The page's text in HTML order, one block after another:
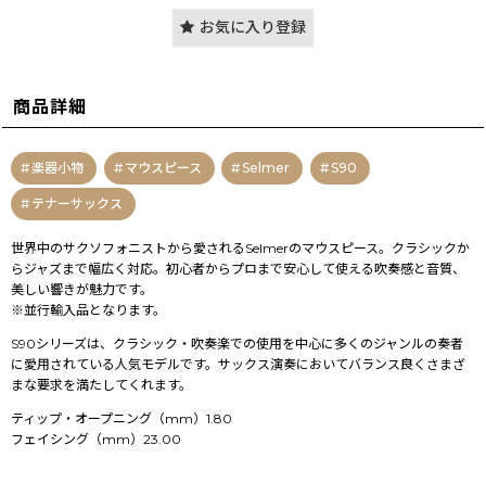
お気に入り登録
商品詳細
楽器小物 マウスピース Selmer S90
テナーサックス
世界中のサクソフォニストから愛されるSelmerのマウスピース。クラシックか
らジャズまで幅広く対応。初心者からプロまで安心して使える吹奏感と音質、
美しい響きが魅力です。
※並行輸入品となります。
S90シリーズは、クラシック・吹奏楽での使用を中心に多くのジャンルの奏者
に愛用されている人気モデルです。サックス演奏においてバランス良くさまざ
まな要求を満たしてくれます。
ティップ・オープニング（mm）1.80
フェイシング（mm）23.00